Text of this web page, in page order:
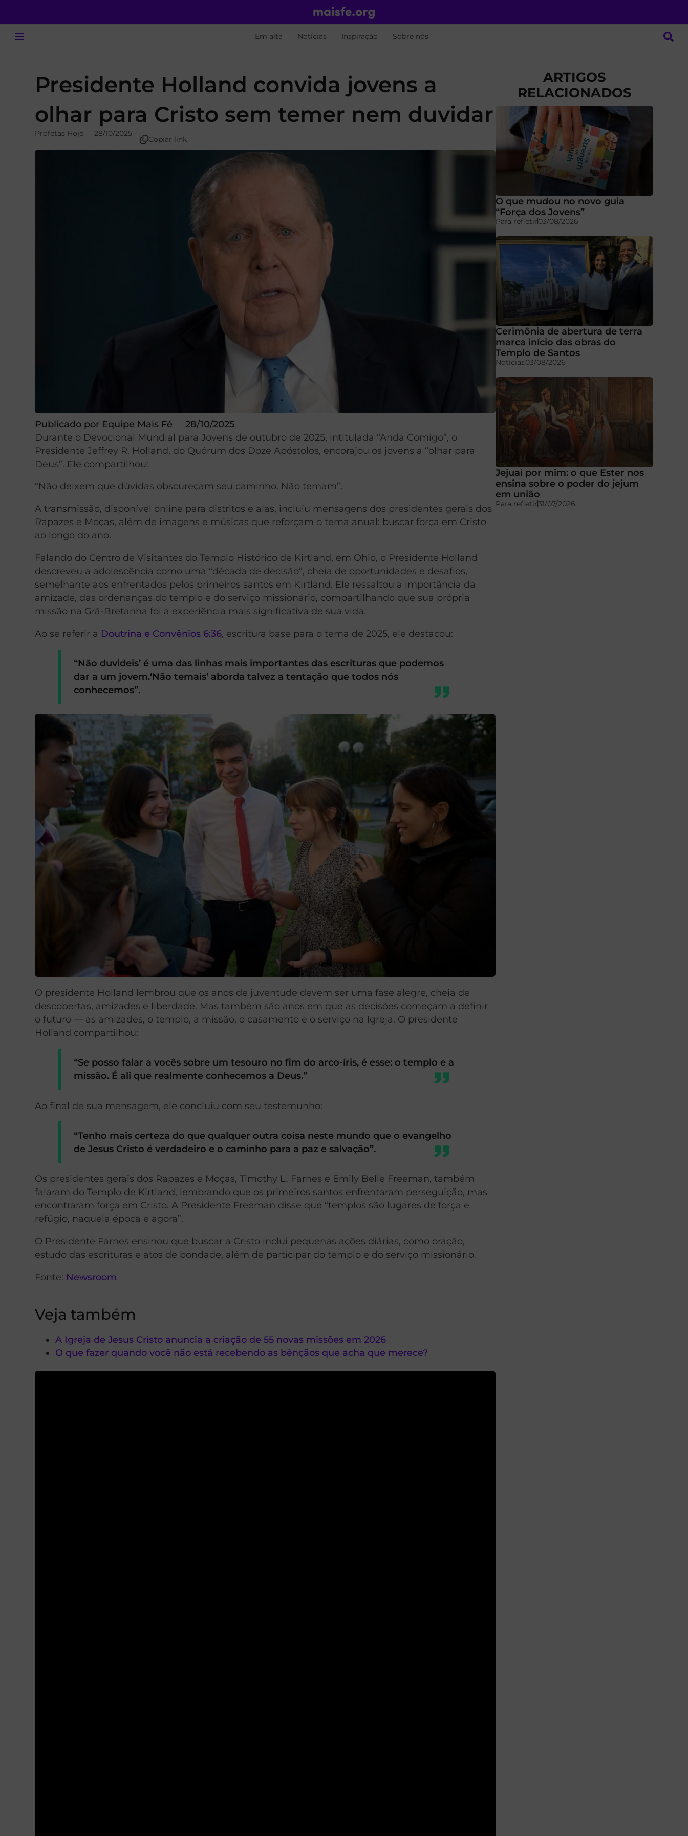
Em alta Notícias Inspiração Sobre nós
Presidente Holland convida jovens a
olhar para Cristo sem temer nem duvidar
Profetas Hoje 28/10/2025
Copiar link
Publicado por Equipe Mais Fé
28/10/2025
Durante o Devocional Mundial para Jovens de outubro de 2025, intitulada “Anda Comigo”, o
Presidente Jeffrey R. Holland, do Quórum dos Doze Apóstolos, encorajou os jovens a “olhar para
Deus”. Ele compartilhou:
“Não deixem que dúvidas obscureçam seu caminho. Não temam”.
A transmissão, disponível online para distritos e alas, incluiu mensagens dos presidentes gerais dos
Rapazes e Moças, além de imagens e músicas que reforçam o tema anual: buscar força em Cristo
ao longo do ano.
Falando do Centro de Visitantes do Templo Histórico de Kirtland, em Ohio, o Presidente Holland
descreveu a adolescência como uma “década de decisão”, cheia de oportunidades e desafios,
semelhante aos enfrentados pelos primeiros santos em Kirtland. Ele ressaltou a importância da
amizade, das ordenanças do templo e do serviço missionário, compartilhando que sua própria
missão na Grã-Bretanha foi a experiência mais significativa de sua vida.
Ao se referir a Doutrina e Convênios 6:36, escritura base para o tema de 2025, ele destacou:
“Não duvideis’ é uma das linhas mais importantes das escrituras que podemos
dar a um jovem.‘Não temais’ aborda talvez a tentação que todos nós
conhecemos”.
O presidente Holland lembrou que os anos de juventude devem ser uma fase alegre, cheia de
descobertas, amizades e liberdade. Mas também são anos em que as decisões começam a definir
o futuro — as amizades, o templo, a missão, o casamento e o serviço na Igreja. O presidente
Holland compartilhou:
“Se posso falar a vocês sobre um tesouro no fim do arco-íris, é esse: o templo e a
missão. É ali que realmente conhecemos a Deus.”
Ao final de sua mensagem, ele concluiu com seu testemunho:
“Tenho mais certeza do que qualquer outra coisa neste mundo que o evangelho
de Jesus Cristo é verdadeiro e o caminho para a paz e salvação”.
Os presidentes gerais dos Rapazes e Moças, Timothy L. Farnes e Emily Belle Freeman, também
falaram do Templo de Kirtland, lembrando que os primeiros santos enfrentaram perseguição, mas
encontraram força em Cristo. A Presidente Freeman disse que “templos são lugares de força e
refúgio, naquela época e agora”.
O Presidente Farnes ensinou que buscar a Cristo inclui pequenas ações diárias, como oração,
estudo das escrituras e atos de bondade, além de participar do templo e do serviço missionário.
Fonte: Newsroom
Veja também
A Igreja de Jesus Cristo anuncia a criação de 55 novas missões em 2026
O que fazer quando você não está recebendo as bênçãos que acha que merece?
ARTIGOS
RELACIONADOS
O que mudou no novo guia
“Força dos Jovens”
Para refletir03/08/2026
Cerimônia de abertura de terra
marca início das obras do
Templo de Santos
Notícias03/08/2026
Jejuai por mim: o que Ester nos
ensina sobre o poder do jejum
em união
Para refletir31/07/2026